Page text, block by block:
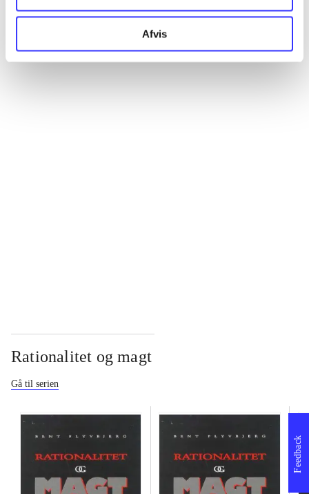
Afvis
Artikler
Alle registrerede artikler fordelt på udgivelser
Rationalitet og magt
Gå til serien
Feedback